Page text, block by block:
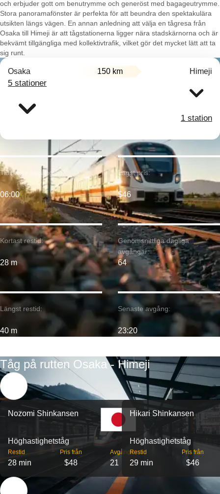
och erbjuder gott om benutrymme och generöst med bagageutrymme.
Stora panoramafönster är perfekta för att beundra den spektakulära
utsikten längs vägen. En annan anledning att välja en tågresa från
Osaka till Himeji är att tågstationerna ligger nära stadskärnorna och är
bekvämt tillgängliga med kollektivtrafik, vilket gör det mycket lätt att ta
sig runt.
Osaka 150 km Himeji
5 stationer
1 station
Kortast restid:
28 m
Tidigaste avgång:
06:00
Längst restid:
40 m
Lägst pris:
$46
Genomsnittliga dagliga
avgångar:
64
Senaste avgång:
23:20
Tåg på rutten Osaka - Himeji
Nozomi Shinkansen
Höghastighetståg
Restid
28 min
Pris från
$48
Avgångar
21
Hikari Shinkansen
Höghastighetståg
Restid
29 min
Pris från
$46